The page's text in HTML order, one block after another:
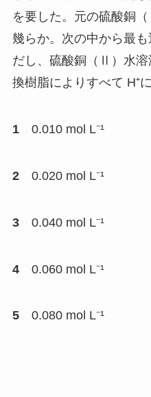
を要した。元の硫酸銅
幾らか。次の中から最
だし、硫酸銅（Ⅱ）水溶
換樹脂によりすべて H⁺
10.010 mol L⁻¹
20.020 mol L⁻¹
30.040 mol L⁻¹
40.060 mol L⁻¹
50.080 mol L⁻¹